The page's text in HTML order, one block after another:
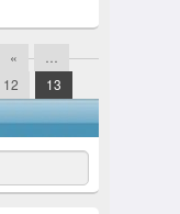
«
12 13